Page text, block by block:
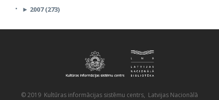
► 2007 (273)
© 2019 Kultūras informācijas sistēmu centrs, Latvijas Nacionālā